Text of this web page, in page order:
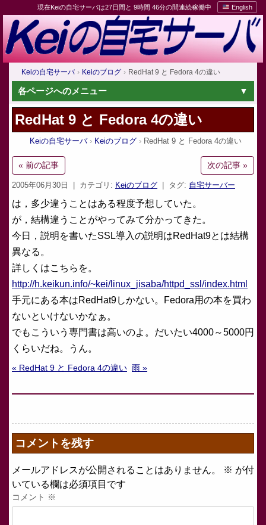
現在Keiの自宅サーバは27日間と 9時間 46分の間連続稼働中 English
Keiの自宅サーバ Keiのブログ RedHat 9 と Fedora 4の違い
各ページへのメニュー
RedHat 9 と Fedora 4の違い
Keiの自宅サーバ Keiのブログ RedHat 9 と Fedora 4の違い
« 前の記事 次の記事 »
2005年06月30日 | カテゴリ: Keiのブログ | タグ: 自宅サーバー
は，多少違うことはある程度予想していた。
が，結構違うことがやってみて分かってきた。
今日，説明を書いたSSL導入の説明はRedHat9とは結構
異なる。
詳しくはこちらを。
http://h.keikun.info/~kei/linux_jisaba/httpd_ssl/index.html
手元にある本はRedHat9しかない。Fedora用の本を買わ
ないといけないかなぁ。
でもこういう専門書は高いのよ。だいたい4000～5000円
くらいだね。うん。
« RedHat 9 と Fedora 4の違い 雨 »
コメントを残す
メールアドレスが公開されることはありません。 ※ が付
いている欄は必須項目です
コメント ※